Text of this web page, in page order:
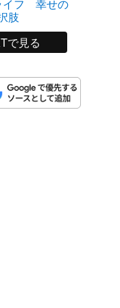
イフ 幸せの
肢
で見る